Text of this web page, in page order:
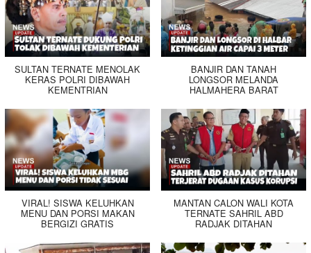
SULTAN TERNATE MENOLAK
KERAS POLRI DIBAWAH
KEMENTRIAN
BANJIR DAN TANAH
LONGSOR MELANDA
HALMAHERA BARAT
VIRAL! SISWA KELUHKAN
MENU DAN PORSI MAKAN
BERGIZI GRATIS
MANTAN CALON WALI KOTA
TERNATE SAHRIL ABD
RADJAK DITAHAN